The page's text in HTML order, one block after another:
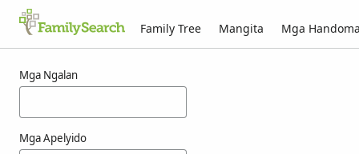
Family Tree Mangita Mga
Mga Ngalan
Mga Apelyido